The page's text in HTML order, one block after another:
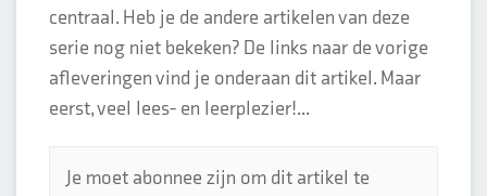
centraal. Heb je de andere artikelen van deze
serie nog niet bekeken? De links naar de vorige
afleveringen vind je onderaan dit artikel. Maar
eerst, veel lees- en leerplezier!...
Je moet abonnee zijn om dit artikel te